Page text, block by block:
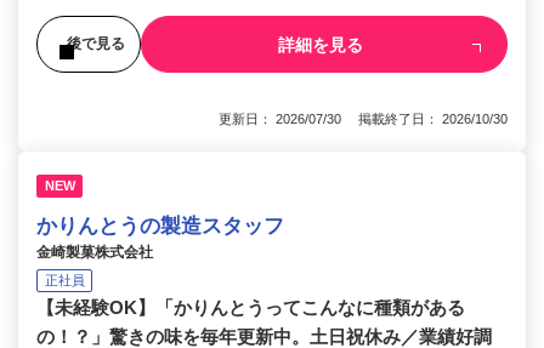
後で見る 詳細を見る
更新日： 2026/07/30 掲載終了日： 2026/10/30
NEW
かりんとうの製造スタッフ
金崎製菓株式会社
正社員
【未経験OK】「かりんとうってこんなに種類がある
の！？」驚きの味を毎年更新中。土日祝休み／業績好調